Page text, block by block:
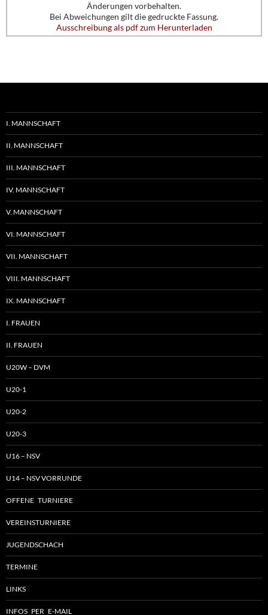
Änderungen vorbehalten.
Bei Abweichungen gilt die gedruckte Fassung.
Ausschreibung als pdf zum Herunterladen
I. MANNSCHAFT
II. MANNSCHAFT
III. MANNSCHAFT
IV. MANNSCHAFT
V. MANNSCHAFT
VI. MANNSCHAFT
VII. MANNSCHAFT
VIII. MANNSCHAFT
IX. MANNSCHAFT
I. FRAUEN
II. FRAUEN
U20W – DVM
U20-1
U20-2
U20-3
U16 – NSV
U14 – NSV VORRUNDE
OFFENE TURNIERE
VEREINSTURNIERE
JUGENDSCHACH
TERMINE
LINKS
INFOS PER E-MAIL